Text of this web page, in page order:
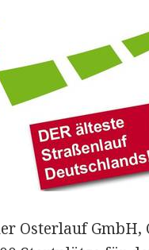
Osterlauf GmbH,